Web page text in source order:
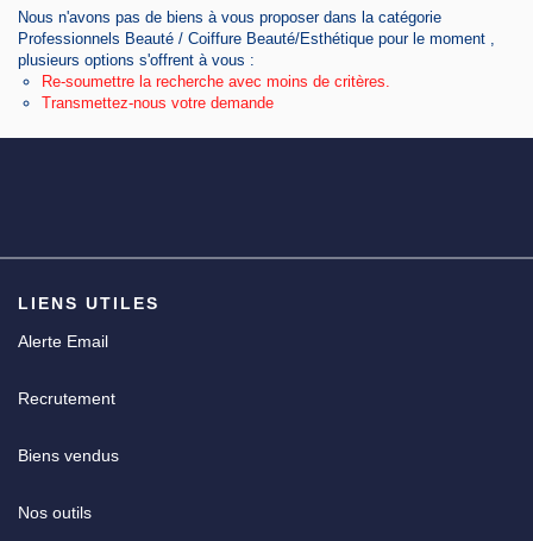
Agence
CGV
Nous n'avons pas de biens à vous proposer dans la catégorie
Professionnels Beauté / Coiffure Beauté/Esthétique pour le moment ,
plusieurs options s'offrent à vous :
Re-soumettre la recherche avec moins de critères.
Transmettez-nous votre demande
LIENS UTILES
Alerte Email
Recrutement
Biens vendus
Nos outils